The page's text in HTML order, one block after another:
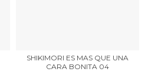
SHIKIMORI ES MAS QUE UNA
CARA BONITA 04